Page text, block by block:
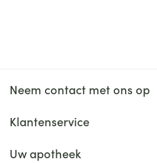
Neem contact met ons op
Klantenservice
Uw apotheek